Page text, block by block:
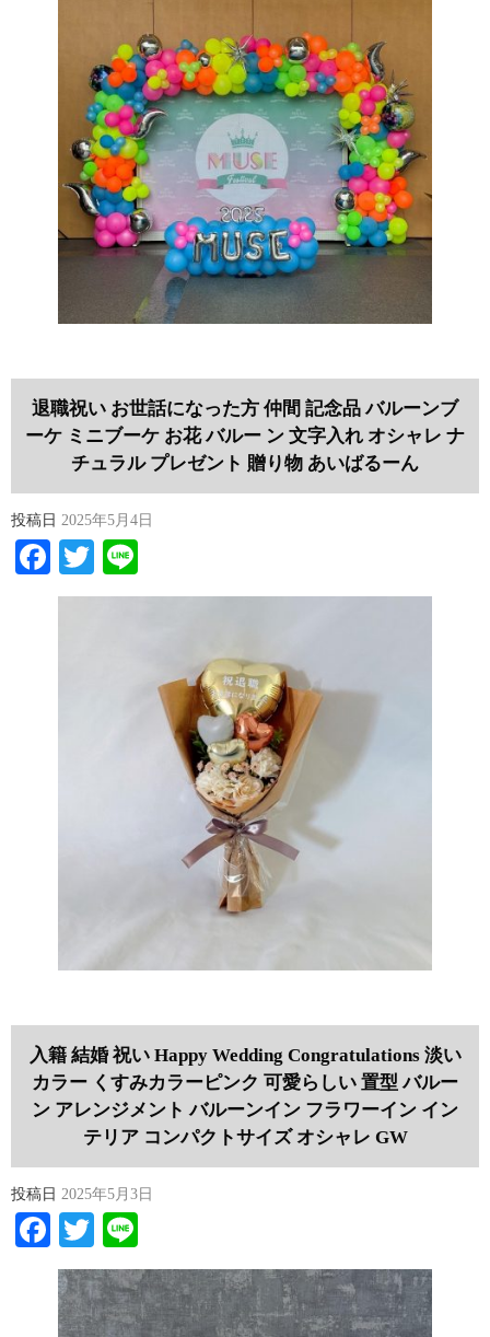
退職祝い お世話になった方 仲間 記念品 バルーンブ
ーケ ミニブーケ お花 バルー ン 文字入れ オシャレ ナ
チュラル プレゼント 贈り物 あいばるーん
投稿日 2025年5月4日
Facebook
Twitter
入籍 結婚 祝い Happy Wedding Congratulations 淡い
カラー くすみカラーピンク 可愛らしい 置型 バルー
ン アレンジメント バルーンイン フラワーイン イン
テリア コンパクトサイズ オシャレ GW
投稿日 2025年5月3日
Facebook
Twitter